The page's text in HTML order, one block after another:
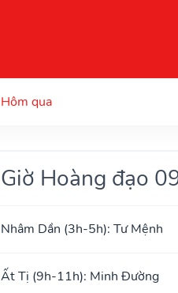
Hôm qua
Giờ Hoàng đạo
Nhâm Dần (3h-5h): Tư Mệnh
Ất Tị (9h-11h): Minh Đường